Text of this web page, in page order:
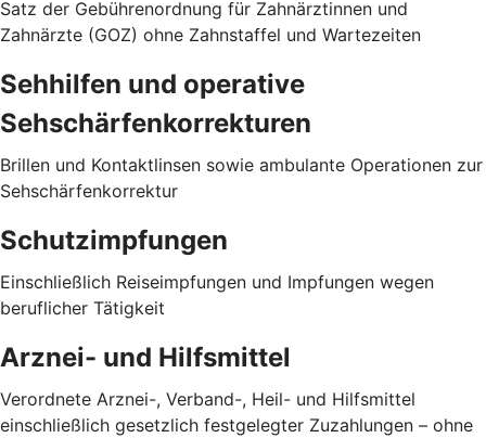
Satz der Gebührenordnung für Zahnärztinnen und
Zahnärzte (GOZ) ohne Zahnstaffel und Wartezeiten
Sehhilfen und operative
Sehschärfenkorrekturen
Brillen und Kontaktlinsen sowie ambulante Operationen zur
Sehschärfenkorrektur
Schutzimpfungen
Einschließlich Reiseimpfungen und Impfungen wegen
beruflicher Tätigkeit
Arznei- und Hilfsmittel
Verordnete Arznei-, Verband-, Heil- und Hilfsmittel
einschließlich gesetzlich festgelegter Zuzahlungen – ohne